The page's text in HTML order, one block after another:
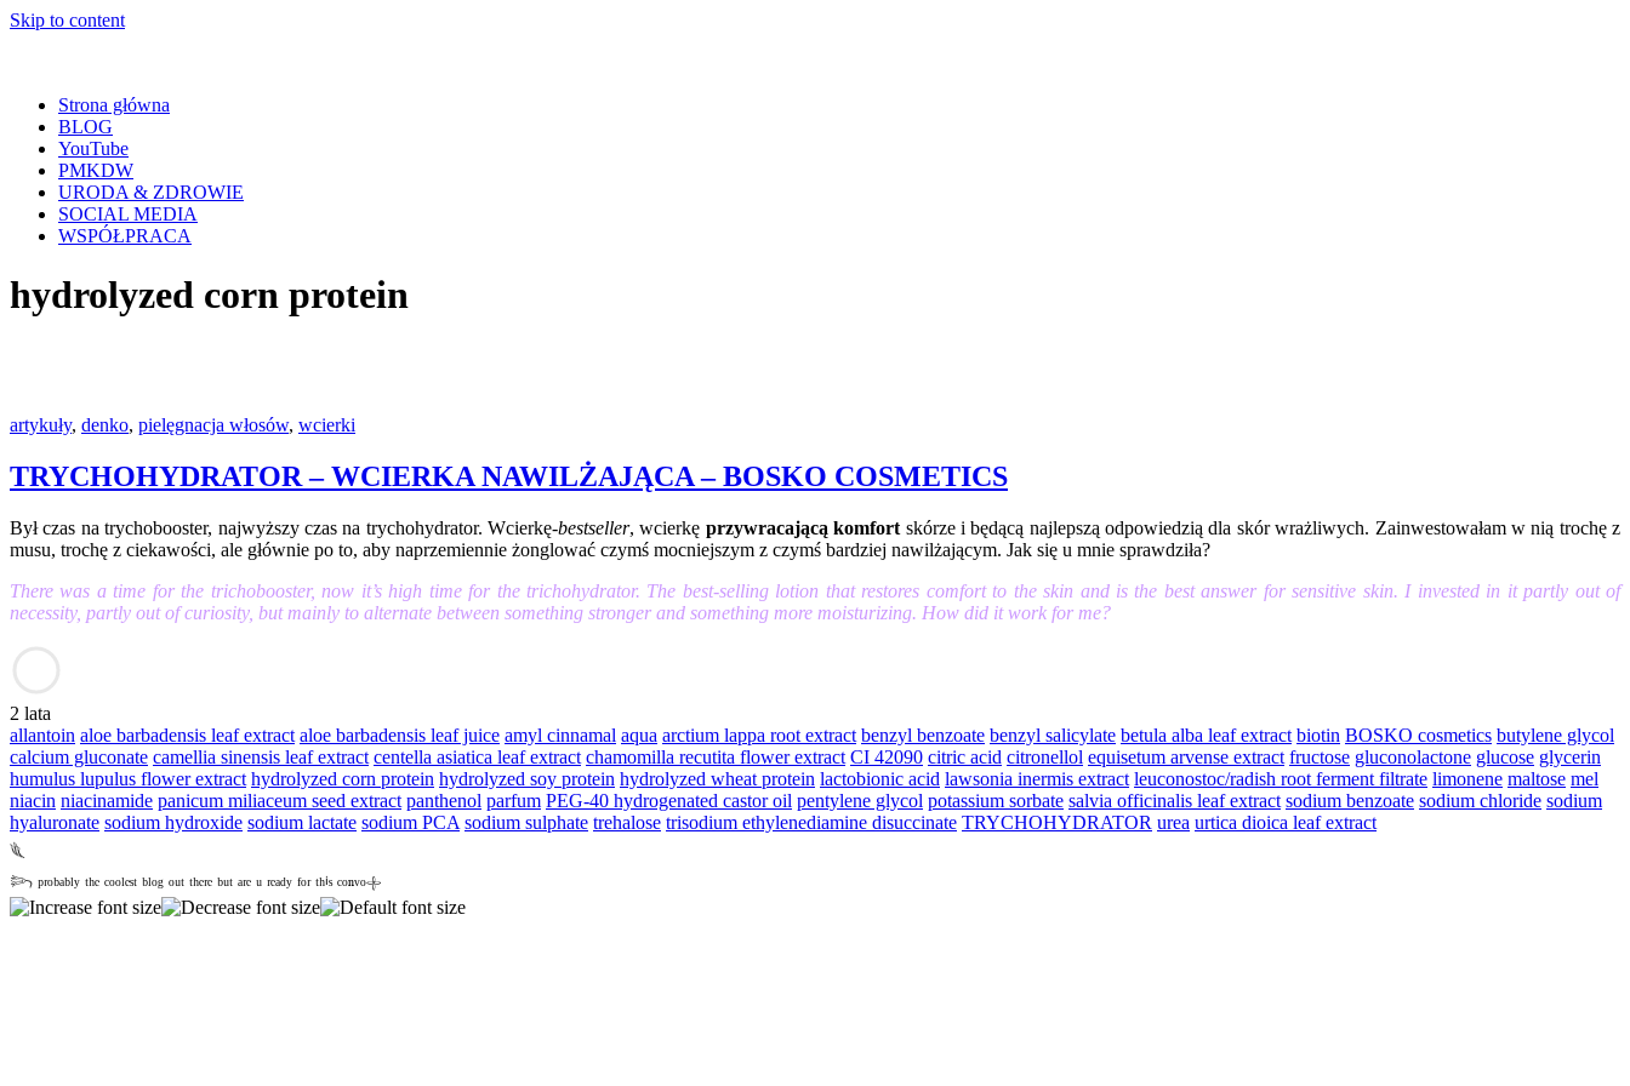
Skip to content
Strona główna
BLOG
YouTube
PMKDW
URODA & ZDROWIE
SOCIAL MEDIA
WSPÓŁPRACA
hydrolyzed corn protein
artykuły, denko, pielęgnacja włosów, wcierki
TRYCHOHYDRATOR – WCIERKA NAWILŻAJĄCA – BOSKO COSMETICS
Był czas na trychobooster, najwyższy czas na trychohydrator. Wcierkę-bestseller, wcierkę przywracającą komfort skórze i będącą najlepszą odpowiedzią dla skór wrażliwych. Zainwestowałam w nią trochę z
musu, trochę z ciekawości, ale głównie po to, aby naprzemiennie żonglować czymś mocniejszym z czymś bardziej nawilżającym. Jak się u mnie sprawdziła?
There was a time for the trichobooster, now it’s high time for the trichohydrator. The best-selling lotion that restores comfort to the skin and is the best answer for sensitive skin. I invested in it partly out of
necessity, partly out of curiosity, but mainly to alternate between something stronger and something more moisturizing. How did it work for me?
2 lata
allantoin aloe barbadensis leaf extract aloe barbadensis leaf juice amyl cinnamal aqua arctium lappa root extract benzyl benzoate benzyl salicylate betula alba leaf extract biotin BOSKO cosmetics butylene glycol
calcium gluconate camellia sinensis leaf extract centella asiatica leaf extract chamomilla recutita flower extract CI 42090 citric acid citronellol equisetum arvense extract fructose gluconolactone glucose glycerin
humulus lupulus flower extract hydrolyzed corn protein hydrolyzed soy protein hydrolyzed wheat protein lactobionic acid lawsonia inermis extract leuconostoc/radish root ferment filtrate limonene maltose mel
niacin niacinamide panicum miliaceum seed extract panthenol parfum PEG-40 hydrogenated castor oil pentylene glycol potassium sorbate salvia officinalis leaf extract sodium benzoate sodium chloride sodium
hyaluronate sodium hydroxide sodium lactate sodium PCA sodium sulphate trehalose trisodium ethylenediamine disuccinate TRYCHOHYDRATOR urea urtica dioica leaf extract
𓆰
𓆸 ᵖʳᵒᵇᵃᵇˡʸ ᵗʰᵉ ᶜᵒᵒˡᵉˢᵗ ᵇˡᵒᵍ ᵒᵘᵗ ᵗʰᵉʳᵉ ᵇᵘᵗ ᵃʳᵉ ᵘ ʳᵉᵃᵈʸ ᶠᵒʳ ᵗʰⁱˢ ᶜᵒⁿᵛᵒ𓇬